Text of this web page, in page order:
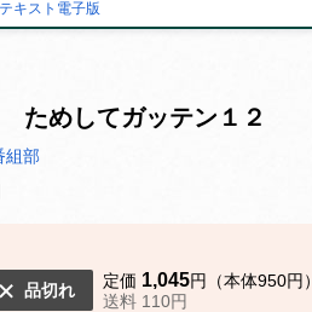
テキスト電子版
めしてガッテン１２
組部
品切れ 定価 1,045円（本体950円）
送料 110円